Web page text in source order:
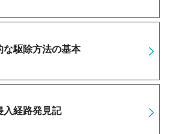
な駆除方法の基本
入経路発見記